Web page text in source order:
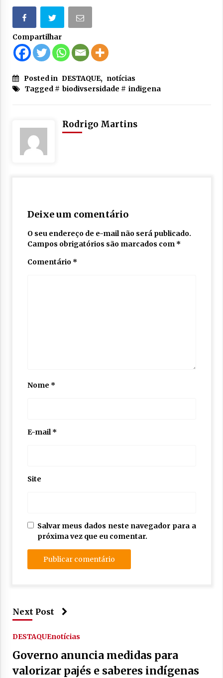
Compartilhar
Posted in DESTAQUE, notícias
Tagged # biodivsersidade # indigena
Rodrigo Martins
Deixe um comentário
O seu endereço de e-mail não será publicado.
Campos obrigatórios são marcados com *
Comentário *
Nome *
E-mail*
Site
Salvar meus dados neste navegador para a
próxima vez que eu comentar.
Next Post
DESTAQUEnotícias
Governo anuncia medidas para
valorizar pajés e saberes indígenas